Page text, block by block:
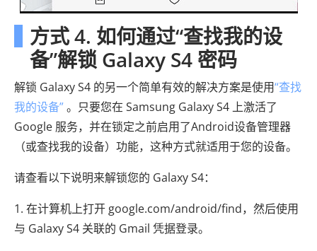
方式 4. 如何通过“查找我的设
备”解锁 Galaxy S4 密码
解锁 Galaxy S4 的另一个简单有效的解决方案是使用“查找
我的设备”。只要您在 Samsung Galaxy S4 上激活了
Google 服务，并在锁定之前启用了Android设备管理器
（或查找我的设备）功能，这种方式就适用于您的设备。
请查看以下说明来解锁您的 Galaxy S4：
1. 在计算机上打开 google.com/android/find，然后使用
与 Galaxy S4 关联的 Gmail 凭据登录。